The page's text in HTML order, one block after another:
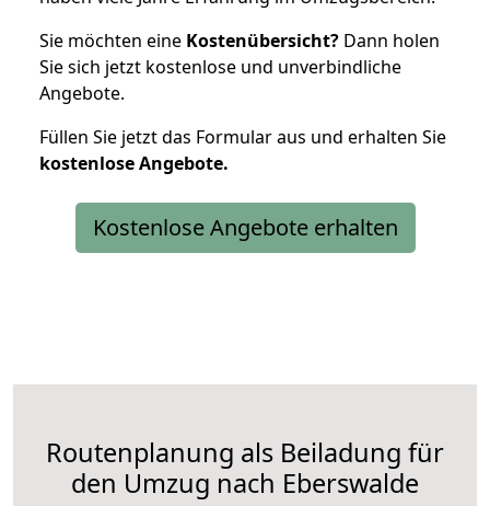
Sie möchten eine Kostenübersicht? Dann holen
Sie sich jetzt kostenlose und unverbindliche
Angebote.
Füllen Sie jetzt das Formular aus und erhalten Sie
kostenloseAngebote.
Kostenlose Angebote erhalten
Routenplanung als Beiladung für
den Umzug nach Eberswalde